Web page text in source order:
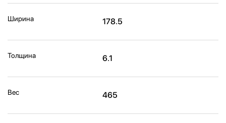
Ширина 178.5
Толщина 6.1
Вес 465